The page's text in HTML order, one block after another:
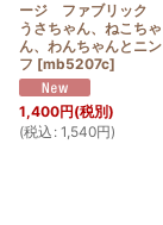
ージ ファブリック
うさちゃん、ねこちゃ
ん、わんちゃんとニン
フ [mb5207c]
1,400円(税別)
(税込 : 1,540円)